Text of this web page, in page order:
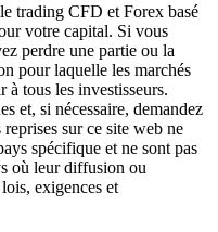
trading CFD et Forex basé
votre capital. Si vous
perdre une partie ou la
pour laquelle les marchés
tous les investisseurs.
et, si nécessaire, demandez
sur ce site web ne
spécifique et ne sont pas
où leur diffusion ou
exigences et